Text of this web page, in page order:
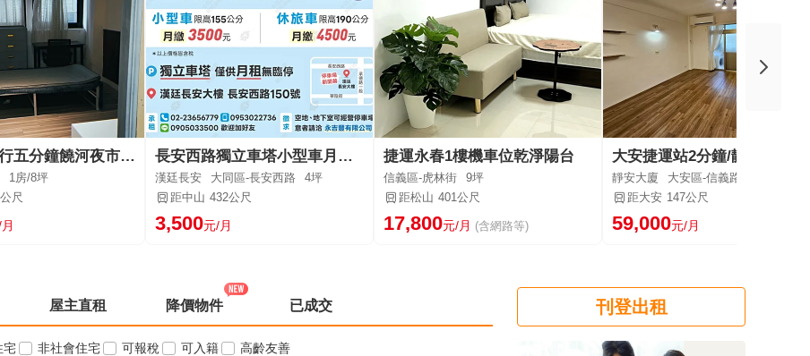
!限女性!步行五分鐘饒河夜市.松山.後山崥站,可寵物
1房/8坪
尺
長安西路獨立車塔小型車月租3500元
漢廷長安 大同區-長安西路
4坪
距中山 432公尺
3,500元/月
捷運永春1樓機車位乾淨陽台
信義區-虎林街
9坪
距松山 401公尺
17,800元/月 (含網路等)
靜安大廈 大安區-信義路四段
距大安 147公尺
59,000元/月
屋主直租 降價物件 已成交
宅 非社會住宅 可報稅 可入籍 高齡友善
刊登出租